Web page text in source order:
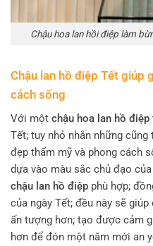
Chậu hoa lan hồi điệp làm
Chậu lan hồ điệp Tết giúp
cách sống
Với một chậu hoa lan hồ
Tết; tuy nhỏ nhắn những
đẹp thẩm mỹ và phong cách
dựa vào màu sắc chủ đạo
chậu lan hồ điệp phù hợp;
của ngày Tết; đều này sẽ
ấn tượng hơn; tạo được cảm
hơn để đón một năm mới an